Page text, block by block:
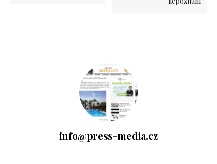
info@press-media.cz